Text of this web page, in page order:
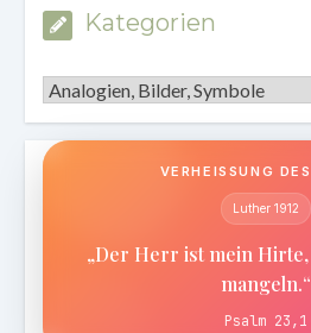
Kategorien
Kategorien
VERHEISSUNG
Luther 1912
„Der Herr ist mein
mangeln.“
Psalm 23,1